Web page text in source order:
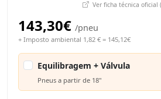
Ver ficha técnica oficial
143,30€ /pneu
+ Imposto ambiental 1,82 € = 145,12€
Equilibragem + Válvula
Pneus a partir de 18"